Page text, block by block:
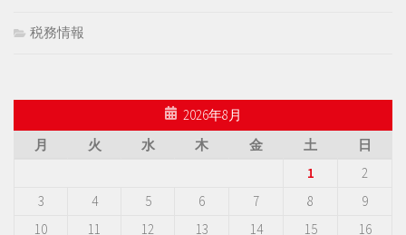
税務情報
2026年8月
月
火 水 木 金 土
日
1
2
3
4 5 6 7 8
9
10
11 12 13 14 15
16